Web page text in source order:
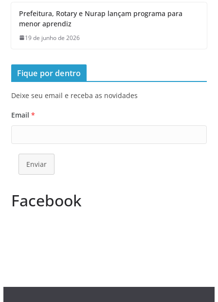
Prefeitura, Rotary e Nurap lançam programa para
menor aprendiz
19 de junho de 2026
Fique por dentro
Deixe seu email e receba as novidades
Email *
Enviar
Facebook